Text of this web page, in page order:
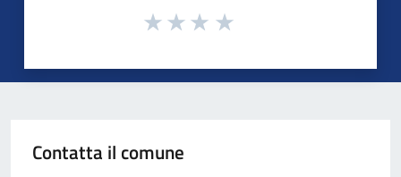
Contatta il comune